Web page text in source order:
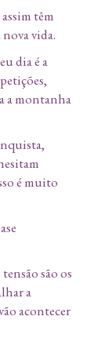
têm
vida.
dia é a
a montanha
é muito
são os
a
acontecer